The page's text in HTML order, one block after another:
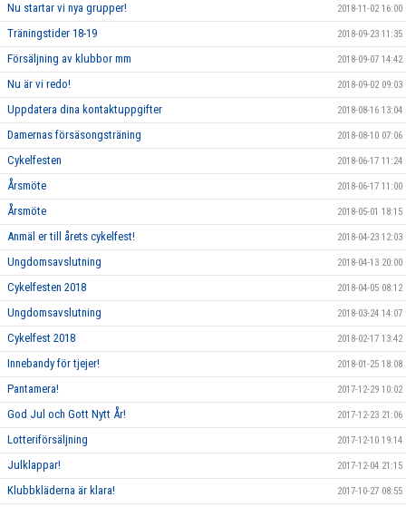
Nu startar vi nya grupper! 2018-11-02 16:00
Träningstider 18-19 2018-09-23 11:35
Försäljning av klubbor mm 2018-09-07 14:42
Nu är vi redo! 2018-09-02 09:03
Uppdatera dina kontaktuppgifter 2018-08-16 13:04
Damernas försäsongsträning 2018-08-10 07:06
Cykelfesten 2018-06-17 11:24
Årsmöte 2018-06-17 11:00
Årsmöte 2018-05-01 18:15
Anmäl er till årets cykelfest! 2018-04-23 12:03
Ungdomsavslutning 2018-04-13 20:00
Cykelfesten 2018 2018-04-05 08:12
Ungdomsavslutning 2018-03-24 14:07
Cykelfest 2018 2018-02-17 13:42
Innebandy för tjejer! 2018-01-25 18:08
Pantamera! 2017-12-29 10:02
God Jul och Gott Nytt År! 2017-12-23 21:06
Lotteriförsäljning 2017-12-10 19:14
Julklappar! 2017-12-04 21:15
Klubbkläderna är klara! 2017-10-27 08:55